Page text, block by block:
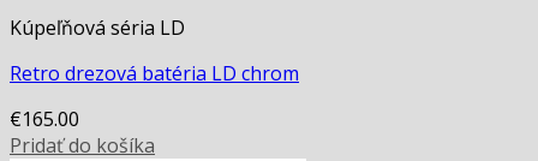
Kúpeľňová séria LD
Retro drezová batéria LD chrom
€165.00
Pridať do košíka